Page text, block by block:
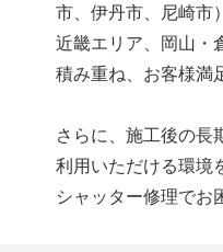
市、伊丹市、尼崎市
近畿エリア、岡山・
積み重ね、お客様満
さらに、施工後の長
利用いただける環境
シャッター修理でお